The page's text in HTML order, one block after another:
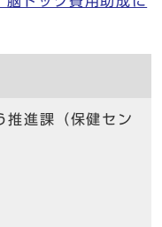
推進課（保健セン